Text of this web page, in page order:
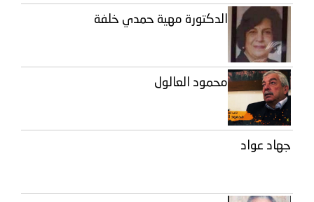
الدكتورة مهية حمدي خلفة
محمود العالول
جهاد عواد